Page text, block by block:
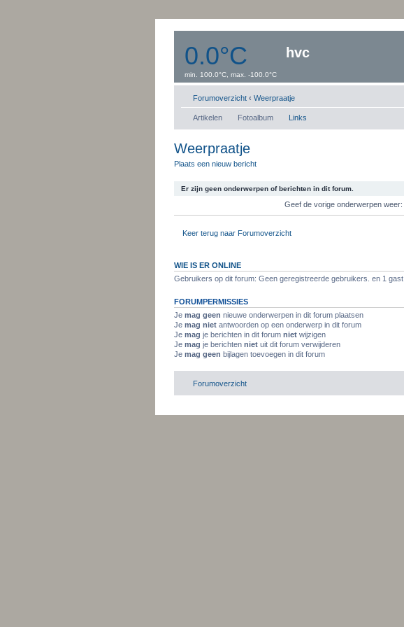
0.0°C
min. 100.0°C, max. -100.0°C
Windsnelheid:0 km/uur
hvc
Forumoverzicht ‹ Weerpraatje
Artikelen Fotoalbum Links
Weerpraatje
Plaats een nieuw bericht
Er zijn geen onderwerpen of berichten in dit forum.
Geef de vorige onderwerpen weer:
Keer terug naar Forumoverzicht
WIE IS ER ONLINE
Gebruikers op dit forum: Geen geregistreerde gebruikers. en 1 gast
FORUMPERMISSIES
Je mag geen nieuwe onderwerpen in dit forum plaatsen
Je mag niet antwoorden op een onderwerp in dit forum
Je mag je berichten in dit forum niet wijzigen
Je mag je berichten niet uit dit forum verwijderen
Je mag geen bijlagen toevoegen in dit forum
Forumoverzicht